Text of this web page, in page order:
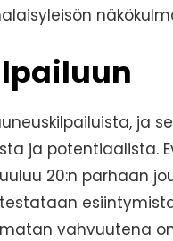
ja
ja potentiaalista.
20:n parhaan
vahvuutena